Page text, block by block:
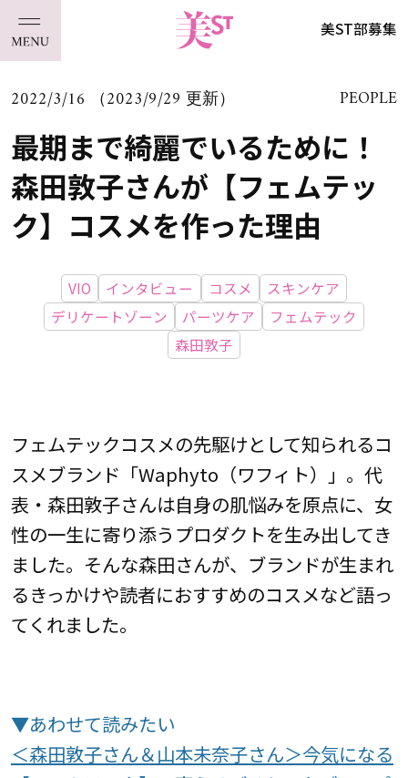
美ST部募集
2022/3/16 （2023/9/29 更新） PEOPLE
最期まで綺麗でいるために！
森田敦子さんが【フェムテッ
ク】コスメを作った理由
VIO インタビュー コスメ
スキンケア
デリケートゾーン
パーツケア
フェムテック
森田敦子
フェムテックコスメの先駆けとして知られるコ
スメブランド「Waphyto（ワフィト）」。代
表・森田敦子さんは自身の肌悩みを原点に、女
性の一生に寄り添うプロダクトを生み出してき
ました。そんな森田さんが、ブランドが生まれ
るきっかけや読者におすすめのコスメなど語っ
てくれました。
▼あわせて読みたい
＜森田敦子さん＆山本未奈子さん＞今気になる